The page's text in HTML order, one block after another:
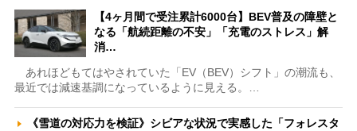
【4ヶ月間で受注累計6000台】BEV普及の障壁と
なる「航続距離の不安」「充電のストレス」解
消…
あれほどもてはやされていた「EV（BEV）シフト」の潮流も、
最近では減速基調になっているように見える。…
《雪道の対応力を検証》シビアな状況で実感した「フォレスタ